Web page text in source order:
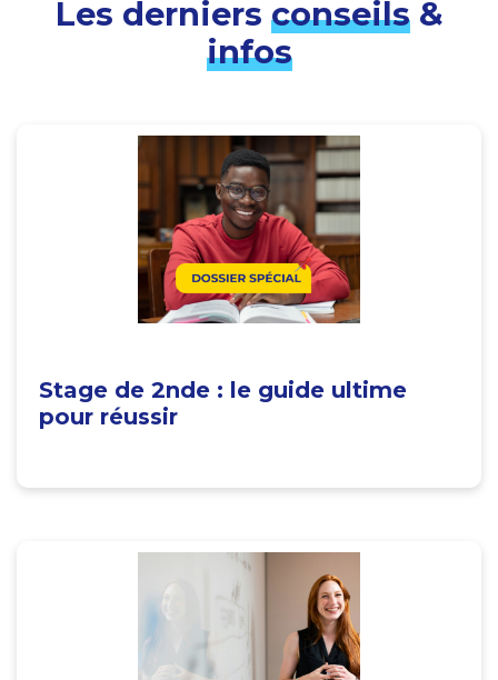
Les derniers conseils&
infos
Stage de 2nde : le guide ultime
pour réussir